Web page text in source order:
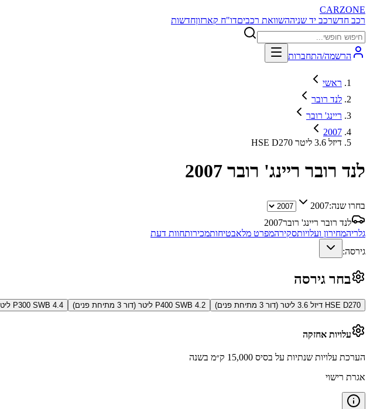
CARZONE
רכב חדשרכב יד שניההשוואת רכביםדו"ח קארזוןחדשות
הרשמה/התחברות
ראשי
לנד רובר
ריינג' רובר
2007
HSE D270 דיזל 3.6 ליטר
לנד רובר ריינג' רובר 2007
בחרו שנה:2007
לנד רובר ריינג' רובר2007
גלריהמחירון ועלויותסקירהמפרט מלאבטיחותמכירותחוות דעת
גירסה:
בחר גירסה
HSE D270 דיזל 3.6 ליטר (דור 3 מתיחת פנים) P400 SWB 4.2 ליטר (דור 3 מתיחת פנים) P300 SWB 4.4 ליטר (דור 3)
עלויות אחזקה
הערכת עלויות שנתיות על בסיס 15,000 ק״מ בשנה
אגרת רישוי